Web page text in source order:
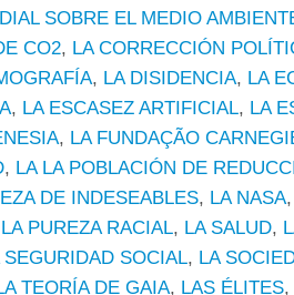
SOBRE EL MEDIO
CO2, LA CORRECCIÓN
, LA DISIDENCIA, LA
, LA ESCASEZ ARTIFICIAL, LA
, LA FUNDAÇÃO
, LA LA POBLACIÓN DE
DE INDESEABLES, LA NASA
LA PUREZA RACIAL, LA SALUD,
SEGURIDAD SOCIAL, LA
TEORÍA DE GAIA, LAS ÉLITES,